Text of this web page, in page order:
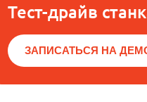
Тест-драйв
ЗАПИСАТЬСЯ НА